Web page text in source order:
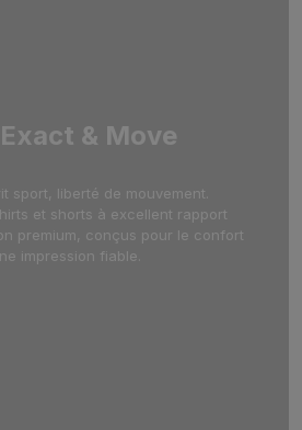
& Move
sport, liberté de mouvement.
et shorts à excellent rapport
premium, conçus pour le confort
impression fiable.